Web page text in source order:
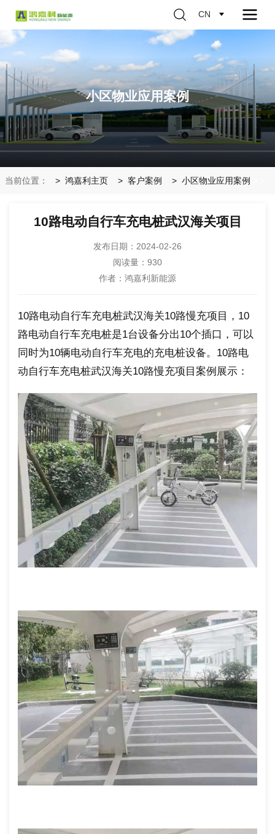
CN
小区物业应用案例
当前位置： 鸿嘉利主页 客户案例 小区物业应用案例
10路电动自行车充电桩武汉海关项目
发布日期：2024-02-26
阅读量： 930
作者：鸿嘉利新能源
10路电动自行车充电桩武汉海关10路慢充项目，10
路电动自行车充电桩是1台设备分出10个插口，可以
同时为10辆电动自行车充电的充电桩设备。10路电
动自行车充电桩武汉海关10路慢充项目案例展示：